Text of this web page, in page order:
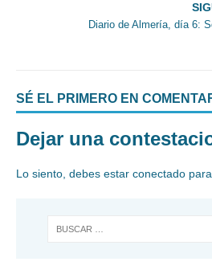
Diario de Almería, día 6:
SÉ EL PRIMERO EN
Dejar una
Lo siento, debes estar conectado